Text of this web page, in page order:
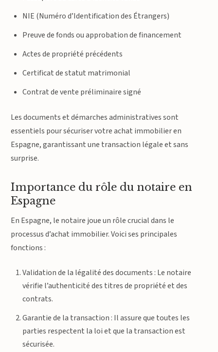
NIE (Numéro d’Identification des Étrangers)
Preuve de fonds ou approbation de financement
Actes de propriété précédents
Certificat de statut matrimonial
Contrat de vente préliminaire signé
Les documents et démarches administratives sont
essentiels pour sécuriser votre achat immobilier en
Espagne, garantissant une transaction légale et sans
surprise.
Importance du rôle du notaire en
Espagne
En Espagne, le notaire joue un rôle crucial dans le
processus d’achat immobilier. Voici ses principales
fonctions :
Validation de la légalité des documents : Le notaire
vérifie l’authenticité des titres de propriété et des
contrats.
Garantie de la transaction : Il assure que toutes les
parties respectent la loi et que la transaction est
sécurisée.